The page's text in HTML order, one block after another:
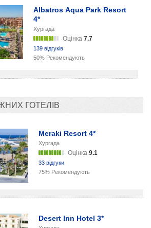
Albatros Aqua Park Resort
4*
Хургада
Оцінка 7.7
139 відгуків
50% Рекомендують
ГОТЕЛІВ
Meraki Resort 4*
Хургада
Оцінка 9.1
33 відгуки
75% Рекомендують
Desert Inn Hotel 3*